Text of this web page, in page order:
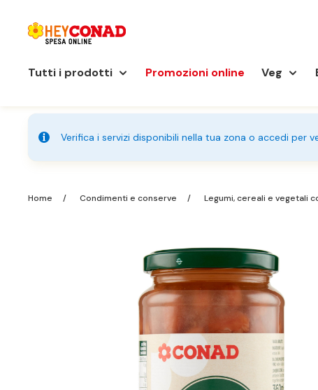
Tutti i prodotti Promozioni online Veg
Verifica i servizi disponibili nella tua zona o accedi per
Home Condimenti e conserve Legumi, cereali e vegetali